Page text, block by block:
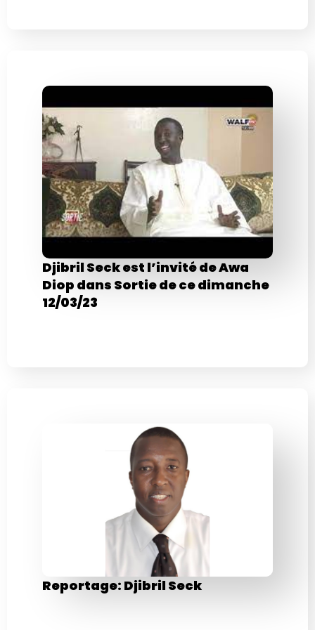
Djibril Seck est l’invité de Awa
Diop dans Sortie de ce dimanche
12/03/23
Reportage: Djibril Seck